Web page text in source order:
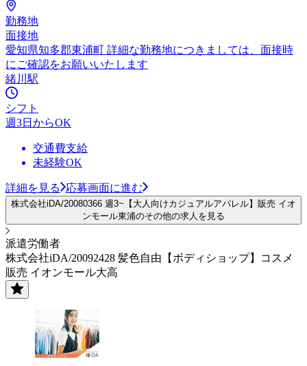
勤務地
面接地
愛知県知多郡東浦町 詳細な勤務地につきましては、面接時
にご確認をお願いいたします
緒川駅
シフト
週3日からOK
交通費支給
未経験OK
詳細を見る 応募画面に進む
株式会社iDA/20080366 週3~【大人向けカジュアルアパレル】販売 イオ
ンモール東浦のその他の求人を見る
派遣労働者
株式会社iDA/20092428 髪色自由【ボディショップ】コスメ
販売 イオンモール大高